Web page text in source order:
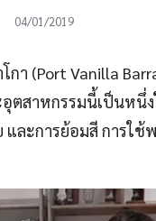
04/01/2019
กา (Port Vanilla
อุตสาหกรรมนี้เป็นห
ละการย้อมสี การใช้